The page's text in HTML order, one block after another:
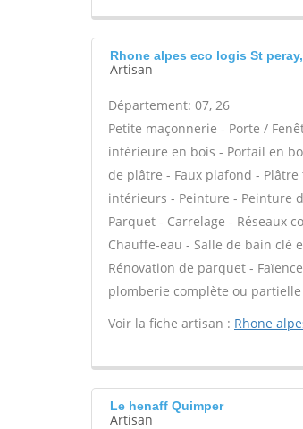
Rhone alpes eco logis St
Artisan
Département: 07, 26
Petite maçonnerie - Porte /
intérieure en bois - Portail en
de plâtre - Faux plafond -
intérieurs - Peinture - Peinture
Parquet - Carrelage - Réseaux
Chauffe-eau - Salle de bain clé
Rénovation de parquet -
plomberie complète ou partielle
Voir la fiche artisan : Rhone
Le henaff Quimper
Artisan